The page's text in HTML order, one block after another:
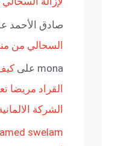
صادق الأحمد
السحالي من
mona على
القراد مريضا
الشركة
swelam